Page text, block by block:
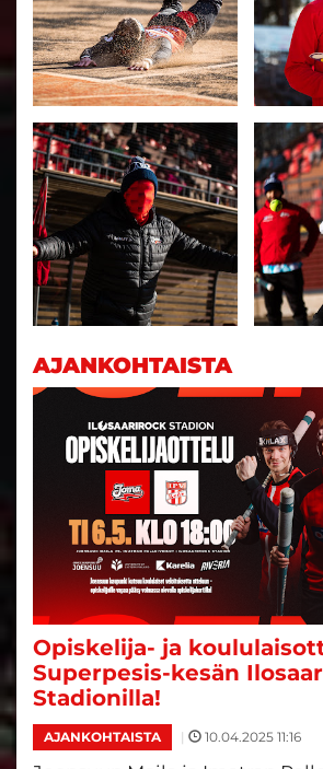
AJANKOHTAISTA
Opiskelija- ja
Superpesis-kesän
Stadionilla!
AJANKOHTAISTA | 10.04.2025 11:16